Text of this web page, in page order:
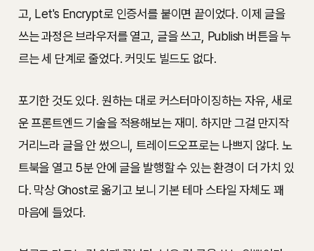
고, Let's Encrypt로 인증서를 붙이면 끝이었다. 이제 글을
쓰는 과정은 브라우저를 열고, 글을 쓰고, Publish 버튼을 누
르는 세 단계로 줄었다. 커밋도 빌드도 없다.
포기한 것도 있다. 원하는 대로 커스터마이징하는 자유, 새로
운 프론트엔드 기술을 적용해보는 재미. 하지만 그걸 만지작
거리느라 글을 안 썼으니, 트레이드오프로는 나쁘지 않다. 노
트북을 열고 5분 안에 글을 발행할 수 있는 환경이 더 가치 있
다. 막상 Ghost로 옮기고 보니 기본 테마 스타일 자체도 꽤
마음에 들었다.